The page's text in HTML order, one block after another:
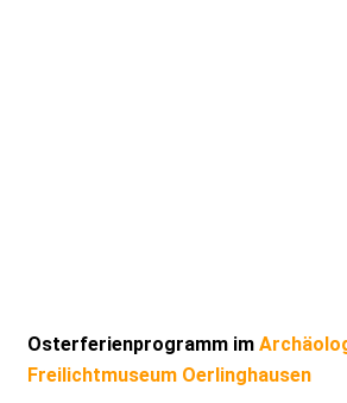
Osterferienprogramm im
Freilichtmuseum Oerlinghausen